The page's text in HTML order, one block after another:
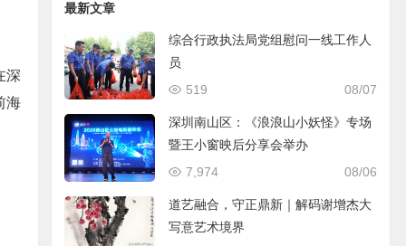
深
海
最新文章
综合行政执法局党组慰问一线工作人
员
08/07
519
深圳南山区：《浪浪山小妖怪》专场
暨王小窗映后分享会举办
08/06
7,974
道艺融合，守正鼎新｜解码谢增杰大
写意艺术境界